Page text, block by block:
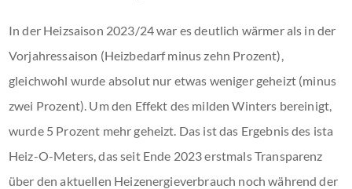
In der Heizsaison 2023/24 war es deutlich wärmer als in der
Vorjahressaison (Heizbedarf minus zehn Prozent),
gleichwohl wurde absolut nur etwas weniger geheizt (minus
zwei Prozent). Um den Effekt des milden Winters bereinigt,
wurde 5 Prozent mehr geheizt. Das ist das Ergebnis des ista
Heiz-O-Meters, das seit Ende 2023 erstmals Transparenz
über den aktuellen Heizenergieverbrauch noch während der